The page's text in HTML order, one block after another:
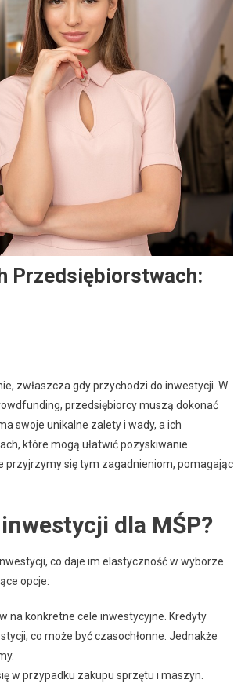
Przedsiębiorstwach:
zwłaszcza gdy przychodzi do inwestycji. W
przedsiębiorcy muszą dokonać
swoje unikalne zalety i wady, a ich
które mogą ułatwić pozyskiwanie
przyjrzymy się tym zagadnieniom, pomagając
dla MŚP?
co daje im elastyczność w wyborze
opcje:
na konkretne cele inwestycyjne. Kredyty
co może być czasochłonne. Jednakże
w przypadku zakupu sprzętu i maszyn.